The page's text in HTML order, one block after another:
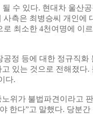
수 있다. 현대차 울산
사측은 최병승씨 개인에
최소한 4천여명에 이
정 등에 대한 정규직화
있는 것으로 전해졌다.
다.
위가 불법파견이라고
한다”고 말했다. 당분간